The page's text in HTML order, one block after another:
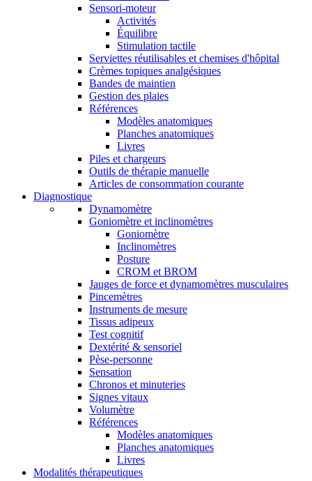
Sensori-moteur
Activités
Équilibre
Stimulation tactile
Serviettes réutilisables et chemises d'hôpital
Crèmes topiques analgésiques
Bandes de maintien
Gestion des plaies
Références
Modèles anatomiques
Planches anatomiques
Livres
Piles et chargeurs
Outils de thérapie manuelle
Articles de consommation courante
Diagnostique
Dynamomètre
Goniomètre et inclinomètres
Goniomètre
Inclinomètres
Posture
CROM et BROM
Jauges de force et dynamomètres musculaires
Pincemètres
Instruments de mesure
Tissus adipeux
Test cognitif
Dextérité & sensoriel
Pèse-personne
Sensation
Chronos et minuteries
Signes vitaux
Volumètre
Références
Modèles anatomiques
Planches anatomiques
Livres
Modalités thérapeutiques